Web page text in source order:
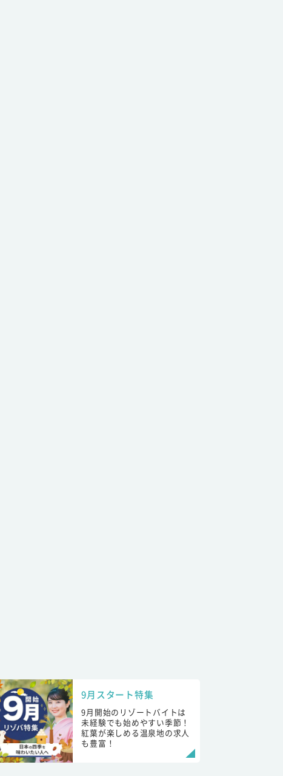
9月スタート特集
9月開始のリゾートバイトは
未経験でも始めやすい季節！
紅葉が楽しめる温泉地の求人
も豊富！